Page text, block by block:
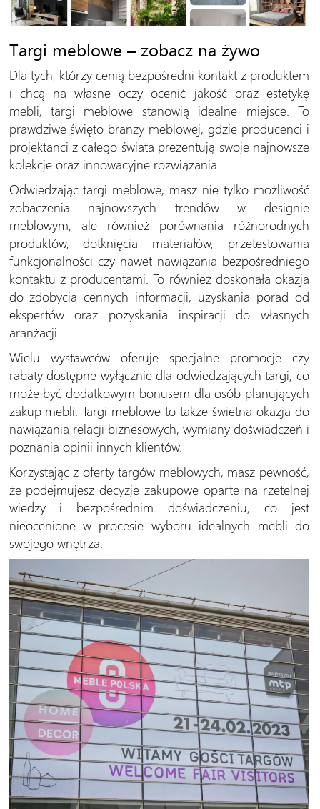
Targi meblowe – zobacz na żywo
Dla tych, którzy cenią bezpośredni kontakt z produktem
i chcą na własne oczy ocenić jakość oraz estetykę
mebli, targi meblowe stanowią idealne miejsce. To
prawdziwe święto branży meblowej, gdzie producenci i
projektanci z całego świata prezentują swoje najnowsze
kolekcje oraz innowacyjne rozwiązania.
Odwiedzając targi meblowe, masz nie tylko możliwość
zobaczenia najnowszych trendów w designie
meblowym, ale również porównania różnorodnych
produktów, dotknięcia materiałów, przetestowania
funkcjonalności czy nawet nawiązania bezpośredniego
kontaktu z producentami. To również doskonała okazja
do zdobycia cennych informacji, uzyskania porad od
ekspertów oraz pozyskania inspiracji do własnych
aranżacji.
Wielu wystawców oferuje specjalne promocje czy
rabaty dostępne wyłącznie dla odwiedzających targi, co
może być dodatkowym bonusem dla osób planujących
zakup mebli. Targi meblowe to także świetna okazja do
nawiązania relacji biznesowych, wymiany doświadczeń i
poznania opinii innych klientów.
Korzystając z oferty targów meblowych, masz pewność,
że podejmujesz decyzje zakupowe oparte na rzetelnej
wiedzy i bezpośrednim doświadczeniu, co jest
nieocenione w procesie wyboru idealnych mebli do
swojego wnętrza.